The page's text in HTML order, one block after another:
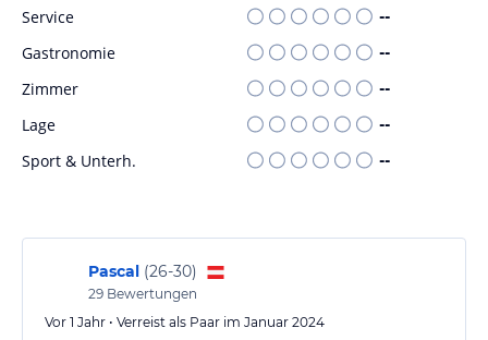
Kindermenüs Rücksicht genommen wird.
Sport und Unterhaltung
Das Hotel bietet ein Fitnessstudio, in dem die Gäste nach einem
absolvieren und sich zu entspannen.
Service --
Gastronomie --
Zimmer --
Lage --
Sport & Unterh. --
Pascal (26-30)
29 Bewertungen
Vor 1 Jahr • Verreist als Paar im Januar 2024